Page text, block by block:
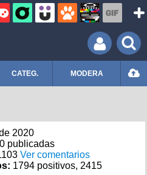
CATEG. MODERA
2020
0 publicadas
Ver comentarios
1794 positivos, 2415